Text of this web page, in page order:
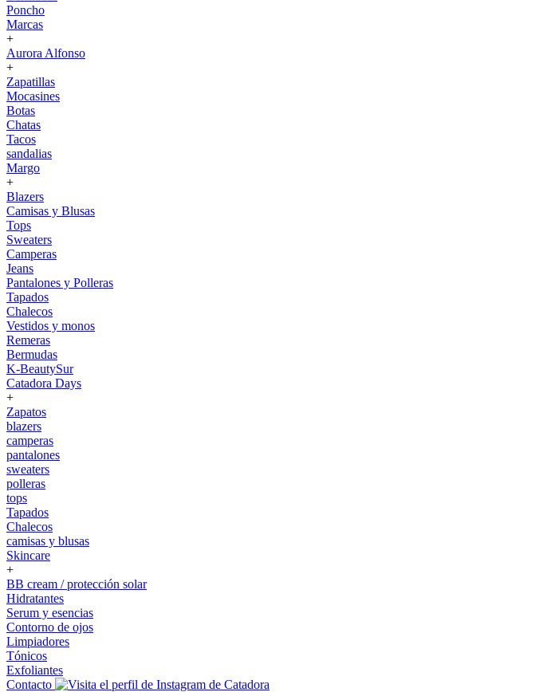
Poncho
Marcas
+
Aurora Alfonso
+
Zapatillas
Mocasines
Botas
Chatas
Tacos
sandalias
Margo
+
Blazers
Camisas y Blusas
Tops
Sweaters
Camperas
Jeans
Pantalones y Polleras
Tapados
Chalecos
Vestidos y monos
Remeras
Bermudas
K-BeautySur
Catadora Days
+
Zapatos
blazers
camperas
pantalones
sweaters
polleras
tops
Tapados
Chalecos
camisas y blusas
Skincare
+
BB cream / protección solar
Hidratantes
Serum y esencias
Contorno de ojos
Limpiadores
Tónicos
Exfoliantes
Contacto